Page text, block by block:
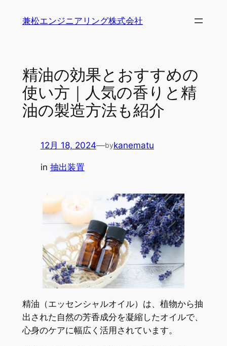
兼松エンジニアリング株式会社
精油の効果とおすすめの
使い方｜人気の香りと精
油の製造方法も紹介
12月 18, 2024—bykanematu
in 抽出装置
精油（エッセンシャルオイル）は、植物から抽
出された自然の芳香成分を凝縮したオイルで、
心身のケアに幅広く活用されています。